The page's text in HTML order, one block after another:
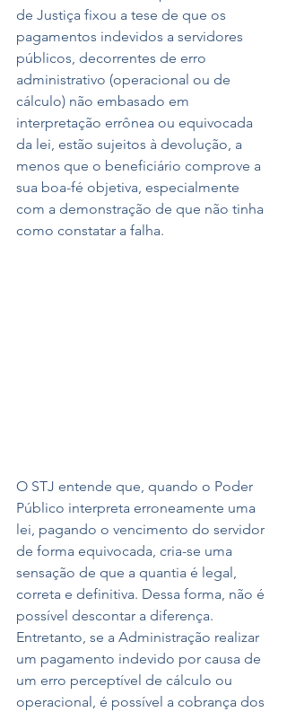
de Justiça fixou a tese de que os
pagamentos indevidos a servidores
públicos, decorrentes de erro
administrativo (operacional ou de
cálculo) não embasado em
interpretação errônea ou equivocada
da lei, estão sujeitos à devolução, a
menos que o beneficiário comprove a
sua boa-fé objetiva, especialmente
com a demonstração de que não tinha
como constatar a falha.
O STJ entende que, quando o Poder
Público interpreta erroneamente uma
lei, pagando o vencimento do servidor
de forma equivocada, cria-se uma
sensação de que a quantia é legal,
correta e definitiva. Dessa forma, não é
possível descontar a diferença.
Entretanto, se a Administração realizar
um pagamento indevido por causa de
um erro perceptível de cálculo ou
operacional, é possível a cobrança dos